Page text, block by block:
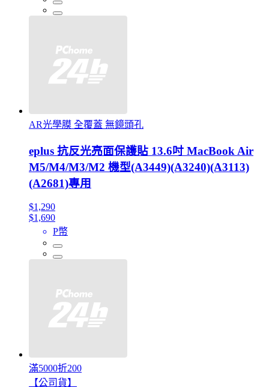
AR光學膜 全覆蓋 無鏡頭孔
eplus 抗反光亮面保護貼 13.6吋 MacBook Air
M5/M4/M3/M2 機型(A3449)(A3240)(A3113)
(A2681)專用
$1,290
$1,690
P幣
滿5000折200
【公司貨】